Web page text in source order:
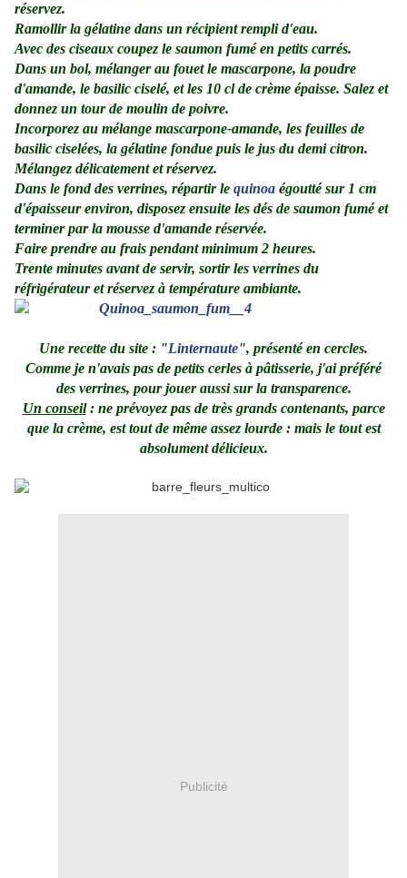
réservez.
Ramollir la gélatine dans un récipient rempli d'eau.
Avec des ciseaux coupez le saumon fumé en petits carrés.
Dans un bol, mélanger au fouet le mascarpone, la poudre
d'amande, le basilic ciselé, et les 10 cl de crème épaisse. Salez et
donnez un tour de moulin de poivre.
Incorporez au mélange mascarpone-amande, les feuilles de
basilic ciselées, la gélatine fondue puis le jus du demi citron.
Mélangez délicatement et réservez.
Dans le fond des verrines, répartir le quinoa égoutté sur 1 cm
d'épaisseur environ, disposez ensuite les dés de saumon fumé et
terminer par la mousse d'amande réservée.
Faire prendre au frais pendant minimum 2 heures.
Trente minutes avant de servir, sortir les verrines du
réfrigérateur et réservez à température ambiante.
Une recette du site : "Linternaute", présenté en cercles.
Comme je n'avais pas de petits cerles à pâtisserie, j'ai préféré
des verrines, pour jouer aussi sur la transparence.
Un conseil: ne prévoyez pas de très grands contenants, parce
que la crème, est tout de même assez lourde : mais le tout est
absolument délicieux.
Publicité